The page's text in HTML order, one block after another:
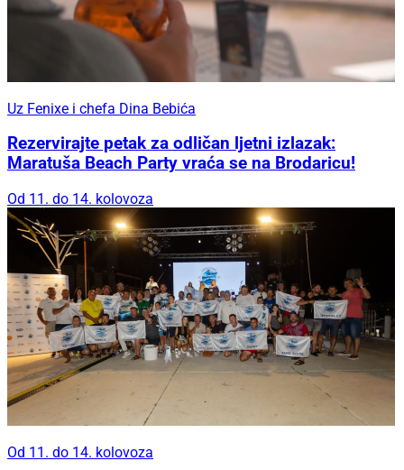
Uz Fenixe i chefa Dina Bebića
Rezervirajte petak za odličan ljetni izlazak:
Maratuša Beach Party vraća se na Brodaricu!
Od 11. do 14. kolovoza
Od 11. do 14. kolovoza